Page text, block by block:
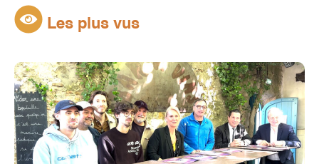
Les plus vus